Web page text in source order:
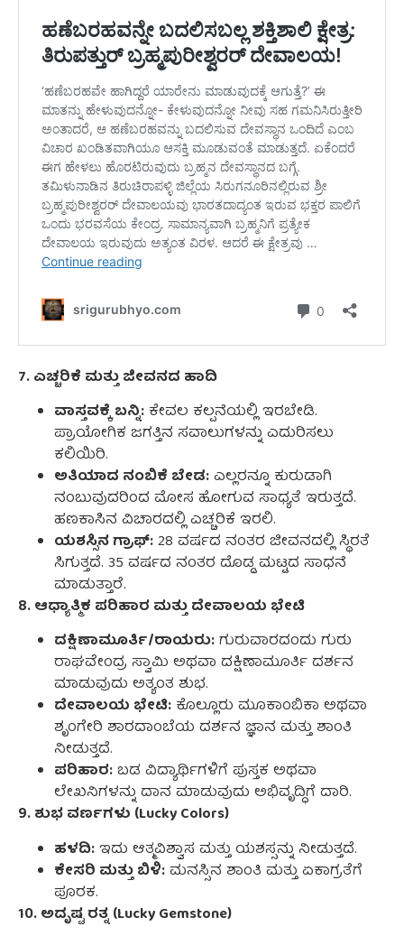
7. ಎಚ್ಚರಿಕೆ ಮತ್ತು ಜೀವನದ ಹಾದಿ
ವಾಸ್ತವಕ್ಕೆ ಬನ್ನಿ: ಕೇವಲ ಕಲ್ಪನೆಯಲ್ಲಿ ಇರಬೇಡಿ.
ಪ್ರಾಯೋಗಿಕ ಜಗತ್ತಿನ ಸವಾಲುಗಳನ್ನು ಎದುರಿಸಲು
ಕಲಿಯಿರಿ.
ಅತಿಯಾದ ನಂಬಿಕೆ ಬೇಡ:ಎಲ್ಲರನ್ನೂ ಕುರುಡಾಗಿ
ನಂಬುವುದರಿಂದ ಮೋಸ ಹೋಗುವ ಸಾಧ್ಯತೆ ಇರುತ್ತದೆ.
ಹಣಕಾಸಿನ ವಿಚಾರದಲ್ಲಿ ಎಚ್ಚರಿಕೆ ಇರಲಿ.
ಯಶಸ್ಸಿನ ಗ್ರಾಫ್:28 ವರ್ಷದ ನಂತರ ಜೀವನದಲ್ಲಿ ಸ್ಥಿರತೆ
ಸಿಗುತ್ತದೆ. 35 ವರ್ಷದ ನಂತರ ದೊಡ್ಡ ಮಟ್ಟದ ಸಾಧನೆ
ಮಾಡುತ್ತಾರೆ.
8. ಆಧ್ಯಾತ್ಮಿಕ ಪರಿಹಾರ ಮತ್ತು ದೇವಾಲಯ ಭೇಟಿ
ದಕ್ಷಿಣಾಮೂರ್ತಿ/ರಾಯರು:ಗುರುವಾರದಂದು ಗುರು
ರಾಘವೇಂದ್ರ ಸ್ವಾಮಿ ಅಥವಾ ದಕ್ಷಿಣಾಮೂರ್ತಿ ದರ್ಶನ
ಮಾಡುವುದು ಅತ್ಯಂತ ಶುಭ.
ದೇವಾಲಯ ಭೇಟಿ: ಕೊಲ್ಲೂರು ಮೂಕಾಂಬಿಕಾ ಅಥವಾ
ಶೃಂಗೇರಿ ಶಾರದಾಂಬೆಯ ದರ್ಶನ ಜ್ಞಾನ ಮತ್ತು ಶಾಂತಿ
ನೀಡುತ್ತದೆ.
ಪರಿಹಾರ:ಬಡ ವಿದ್ಯಾರ್ಥಿಗಳಿಗೆ ಪುಸ್ತಕ ಅಥವಾ
ಲೇಖನಿಗಳನ್ನು ದಾನ ಮಾಡುವುದು ಅಭಿವೃದ್ಧಿಗೆ ದಾರಿ.
9. ಶುಭ ವರ್ಣಗಳು (Lucky Colors)
ಹಳದಿ: ಇದು ಆತ್ಮವಿಶ್ವಾಸ ಮತ್ತು ಯಶಸ್ಸನ್ನು ನೀಡುತ್ತದೆ.
ಕೇಸರಿ ಮತ್ತು ಬಿಳಿ:ಮನಸ್ಸಿನ ಶಾಂತಿ ಮತ್ತು ಏಕಾಗ್ರತೆಗೆ
ಪೂರಕ.
10. ಅದೃಷ್ಟ ರತ್ನ (Lucky Gemstone)